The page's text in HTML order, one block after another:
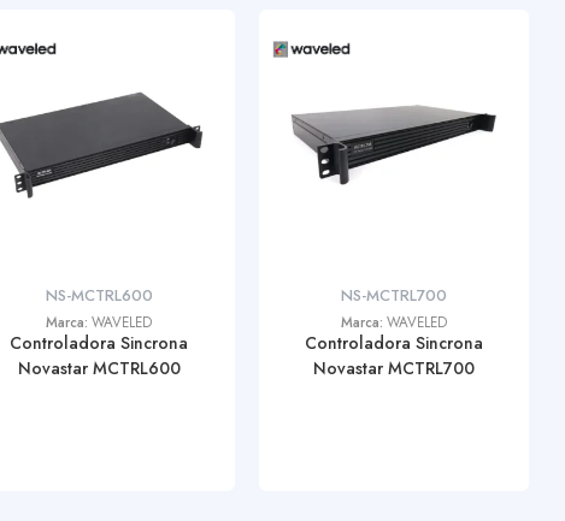
NS-MCTRL600
Marca:WAVELED
Controladora Sincrona
Novastar MCTRL600
NS-MCTRL700
Marca: WAVELED
Controladora Sincrona
Novastar MCTRL700